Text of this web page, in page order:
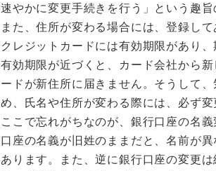
速やかに変更手続きを行う」という趣旨
また、住所が変わる場合には、登録し
クレジットカードには有効期限があり
有効期限が近づくと、カード会社から
ードが新住所に届きません。そうして
め、氏名や住所が変わる際には、必ず変
ここで忘れがちなのが、銀行口座の名
口座の名義が旧姓のままだと、名前が
あります。また、逆に銀行口座の変更